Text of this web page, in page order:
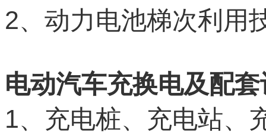
2、动力电池梯次利用
电动汽车充换电及配
1、充电桩、充电站、